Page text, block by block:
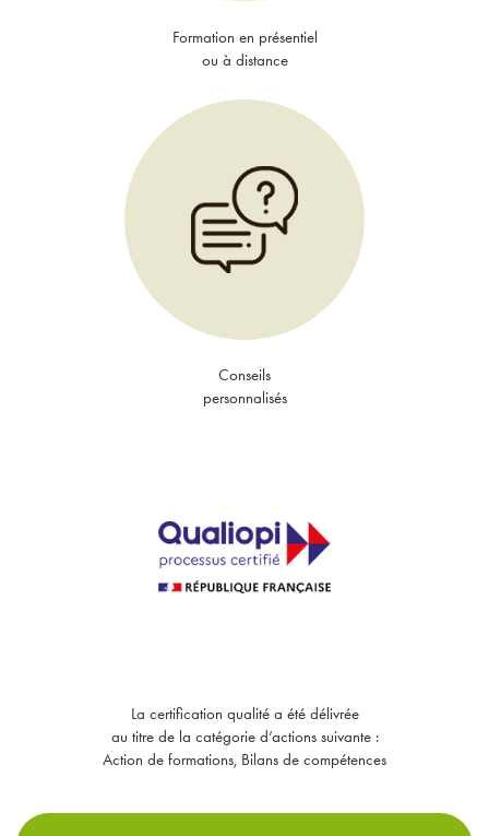
Formation en présentiel
ou à distance
Conseils
personnalisés
La certification qualité a été délivrée
au titre de la catégorie d’actions suivante :
Action de formations, Bilans de compétences